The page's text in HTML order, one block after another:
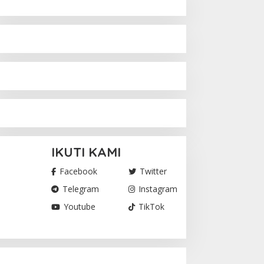
IKUTI KAMI
Facebook
Twitter
Telegram
Instagram
Youtube
TikTok